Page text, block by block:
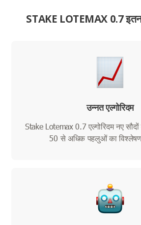
STAKE LOTEMAX 0.7
उन्नत एल्गोरिदम
Stake Lotemax 0.7 एल्गोरिदम नए
50 से अधिक पहलुओं का